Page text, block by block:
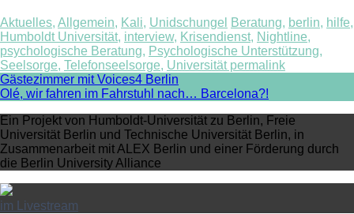
Aktuelles, Allgemein, Kali, Unidschungel Beratung, berlin, hilfe,
Humboldt Universität, interview, Krisendienst, Nightline,
psychologische Beratung, Psychologische Unterstützung,
Seelsorge, Telefonseelsorge, Universitätpermalink
Post
navigation
Gästezimmer mit Voices4 Berlin
Olé, wir fahren im Fahrstuhl nach… Barcelona?!
Ein Projekt von Humboldt-Universität zu Berlin, Freie
Universität Berlin und Technische Universität Berlin, in
Zusammenarbeit mit ALEX Berlin und einer Förderung durch
die Berlin University Alliance
im Livestream